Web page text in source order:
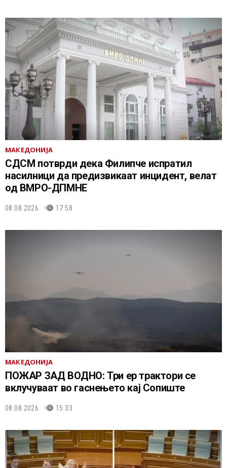
МАКЕДОНИЈА
СДСМ потврди дека Филипче испратил
насилници да предизвикаат инцидент, велат
од ВМРО-ДПМНЕ
08.08.2026. 17:58
МАКЕДОНИЈА
ПОЖАР ЗАД ВОДНО: Три ер трактори се
вклучуваат во гаснењето кај Сопиште
08.08.2026. 15:33